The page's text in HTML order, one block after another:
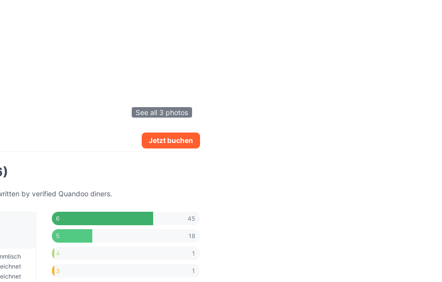
See all 3 photos
Jetzt buchen
by verified Quandoo diners.
6 45
5 18
4 1
3 1